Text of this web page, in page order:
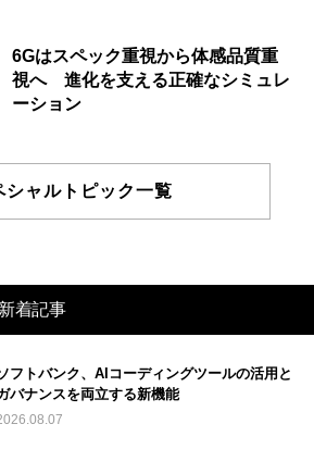
6Gはスペック重視から体感品質重
視へ 進化を支える正確なシミュレ
ーション
シャルトピック一覧
新着記事
フトバンク、AIコーディングツールの活用と
バナンスを両立する新機能